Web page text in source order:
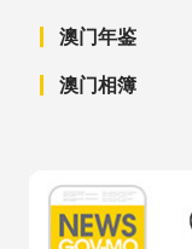
澳门年鉴
澳门相簿